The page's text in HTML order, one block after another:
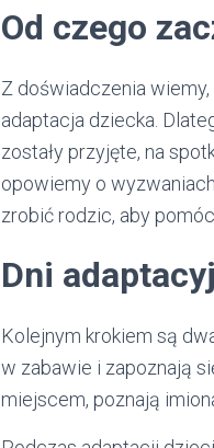
Od czego
Z doświadczenia
adaptacja dziecka.
zostały przyjęte, na
opowiemy o
zrobić rodzic, aby
Dni
Kolejnym krokiem są
w zabawie i zapoznają
miejscem, poznają